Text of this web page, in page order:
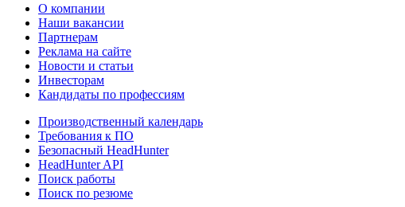
О компании
Наши вакансии
Партнерам
Реклама на сайте
Новости и статьи
Инвесторам
Кандидаты по профессиям
Производственный календарь
Требования к ПО
Безопасный HeadHunter
HeadHunter API
Поиск работы
Поиск по резюме